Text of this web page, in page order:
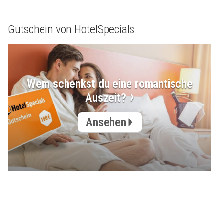
Gutschein von HotelSpecials
Wem schenkst du eine romantische
Auszeit?
Ansehen